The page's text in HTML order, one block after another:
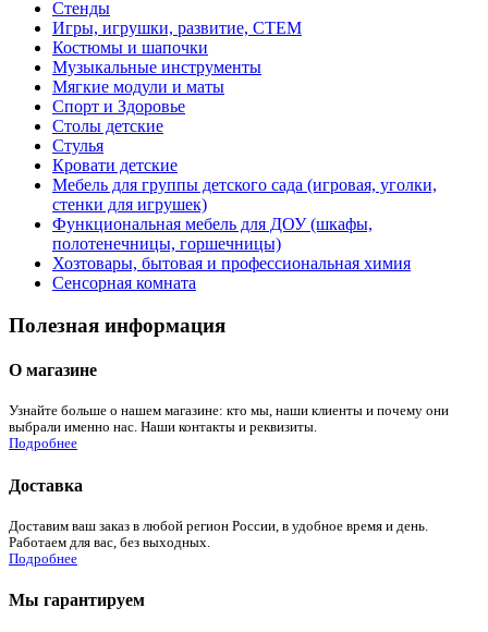
Стенды
Игры, игрушки, развитие, СТЕМ
Костюмы и шапочки
Музыкальные инструменты
Мягкие модули и маты
Спорт и Здоровье
Столы детские
Стулья
Кровати детские
Мебель для группы детского сада (игровая, уголки,
стенки для игрушек)
Функциональная мебель для ДОУ (шкафы,
полотенечницы, горшечницы)
Хозтовары, бытовая и профессиональная химия
Сенсорная комната
Полезная информация
О магазине
Узнайте больше о нашем магазине: кто мы, наши клиенты и почему они
выбрали именно нас. Наши контакты и реквизиты.
Подробнее
Доставка
Доставим ваш заказ в любой регион России, в удобное время и день.
Работаем для вас, без выходных.
Подробнее
Мы гарантируем